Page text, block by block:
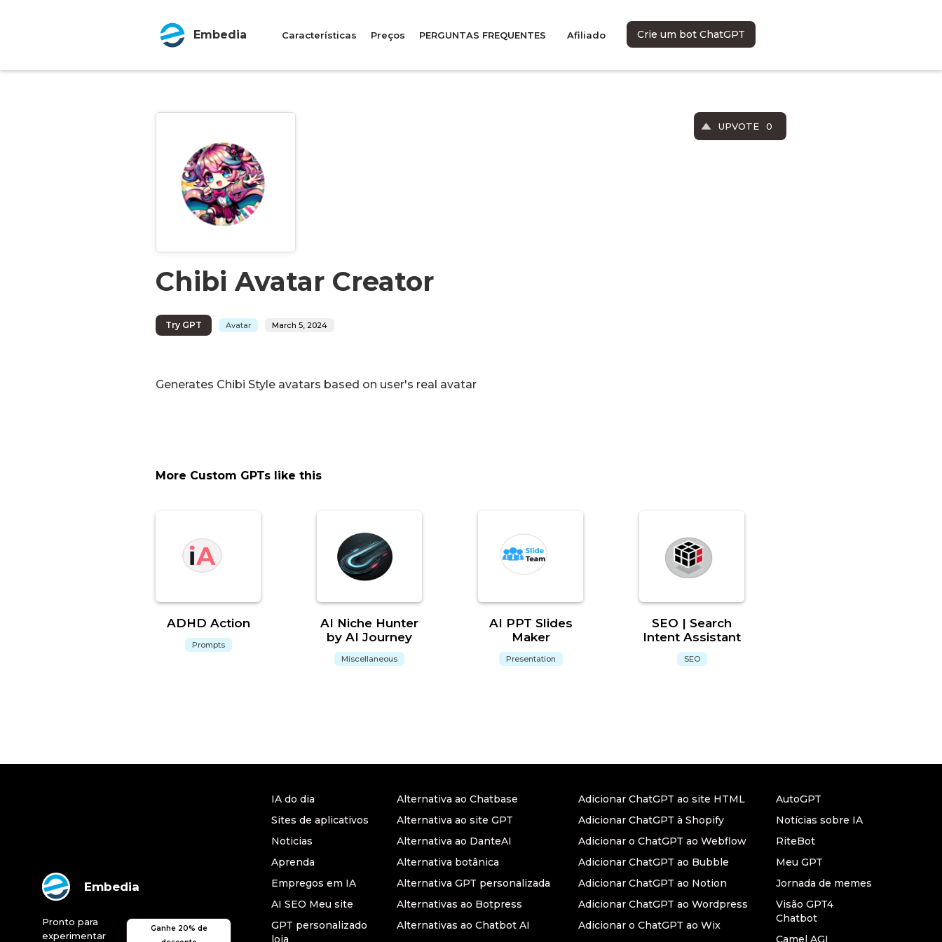
Embedia Características Preços PERGUNTAS FREQUENTES Afiliado Crie um bot ChatGPT
UPVOTE 0
Chibi Avatar Creator
Try GPT Avatar March 5, 2024
Generates Chibi Style avatars based on user's real avatar
More Custom GPTs like this
ADHD Action
Prompts
AI Niche Hunter
by AI Journey
Miscellaneous
AI PPT Slides
Maker
Presentation
SEO | Search
Intent Assistant
SEO
Embedia
Pronto para
experimentar
Ganhe 20% de
IA do dia
Sites de aplicativos
Noticias
Aprenda
Empregos em IA
AI SEO Meu site
GPT personalizado
loja
Alternativa ao Chatbase
Alternativa ao site GPT
Alternativa ao DanteAI
Alternativa botânica
Alternativa GPT personalizada
Alternativas ao Botpress
Alternativas ao Chatbot AI
Adicionar ChatGPT ao site HTML
Adicionar ChatGPT à Shopify
Adicionar o ChatGPT ao Webflow
Adicionar ChatGPT ao Bubble
Adicionar ChatGPT ao Notion
Adicionar ChatGPT ao Wordpress
Adicionar o ChatGPT ao Wix
AutoGPT
Notícias sobre IA
RiteBot
Meu GPT
Jornada de memes
Visão GPT4
Chatbot
Camel AGI